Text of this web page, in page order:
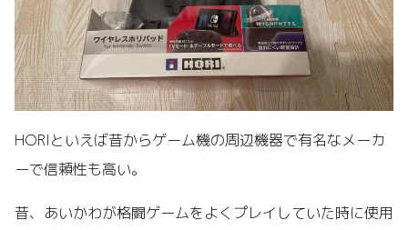
HORIといえば昔からゲーム機の周辺機器で有名なメーカ
ーで信頼性も高い。
昔、あいかわが格闘ゲームをよくプレイしていた時に使用